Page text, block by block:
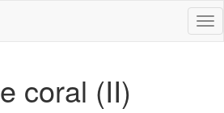
coral (II)